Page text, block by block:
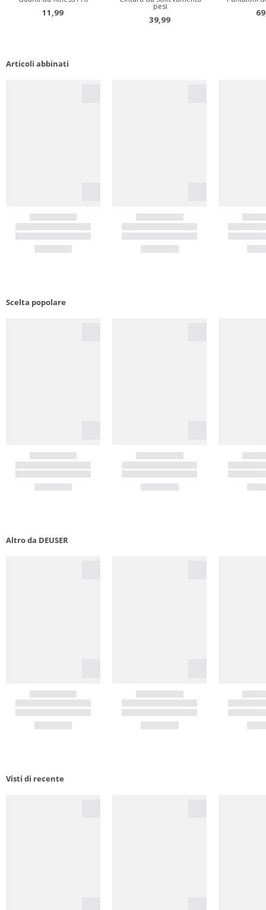
Articoli abbinati
Scelta popolare
Altro da DEUSER
Visti di recente